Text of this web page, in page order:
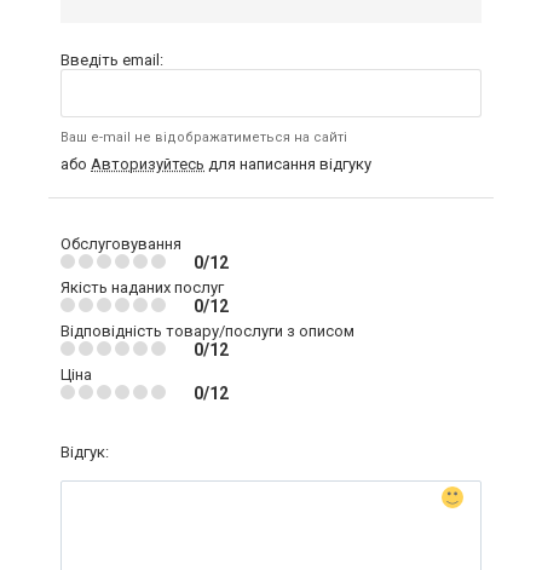
Введіть email:
Ваш e-mail не відображатиметься на сайті
або Авторизуйтесь для написання відгуку
Обслуговування
0/12
Якість наданих послуг
0/12
Відповідність товару/послуги з описом
0/12
Ціна
0/12
Відгук: